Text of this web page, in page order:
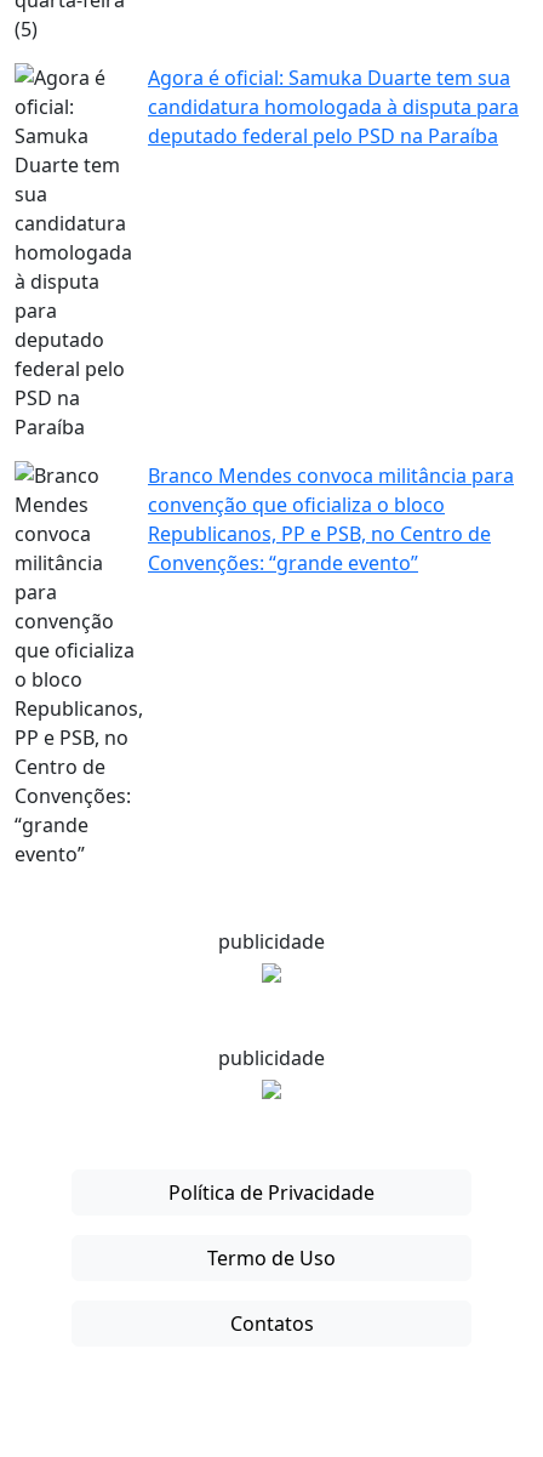
Agora é oficial: Samuka Duarte tem sua
candidatura homologada à disputa para
deputado federal pelo PSD na Paraíba
Branco Mendes convoca militância para
convenção que oficializa o bloco
Republicanos, PP e PSB, no Centro de
Convenções: “grande evento”
publicidade
publicidade
Política de Privacidade
Termo de Uso
Contatos